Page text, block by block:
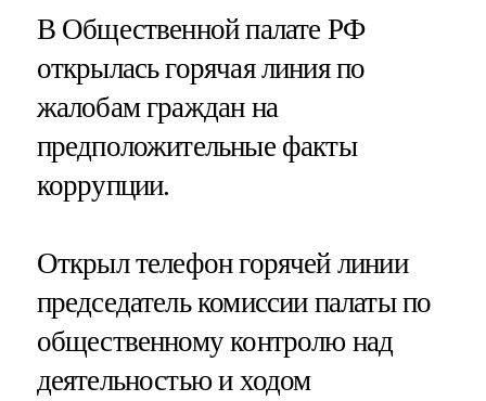
В Общественной палате РФ
открылась горячая линия по
жалобам граждан на
предположительные факты
коррупции.
Открыл телефон горячей линии
председатель комиссии палаты по
общественному контролю над
деятельностью и ходом